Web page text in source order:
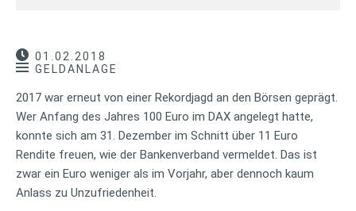
01.02.2018
GELDANLAGE
2017 war erneut von einer Rekordjagd an den Börsen geprägt.
Wer Anfang des Jahres 100 Euro im DAX angelegt hatte,
konnte sich am 31. Dezember im Schnitt über 11 Euro
Rendite freuen, wie der Bankenverband vermeldet. Das ist
zwar ein Euro weniger als im Vorjahr, aber dennoch kaum
Anlass zu Unzufriedenheit.